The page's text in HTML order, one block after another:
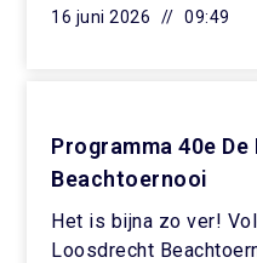
16 juni 2026 09:49
Programma 40e
Beachtoernooi
Het is bijna zo ver!
Loosdrecht